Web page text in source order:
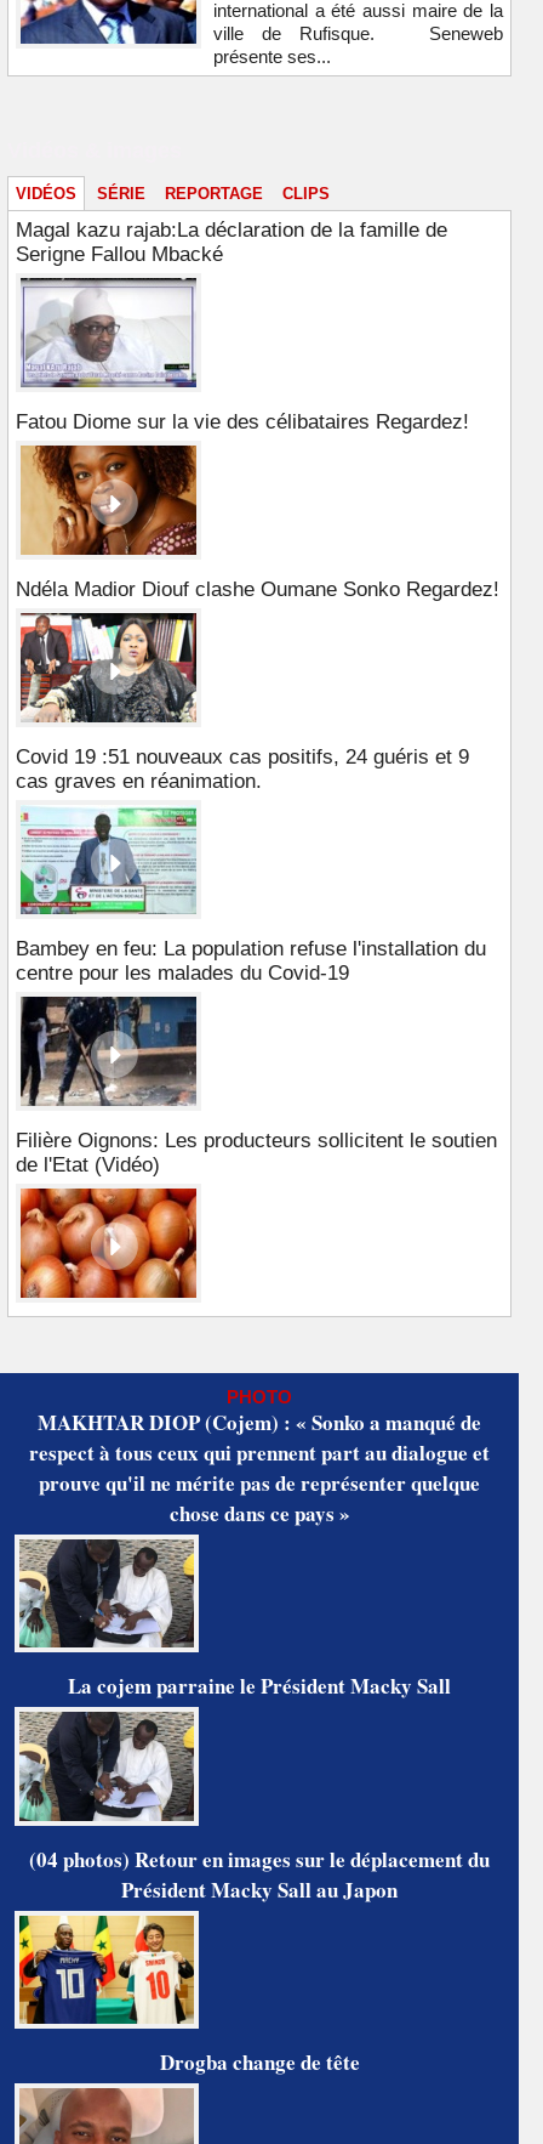
international a été aussi maire de la
ville de Rufisque. Seneweb
présente ses...
VIDÉOS SÉRIE REPORTAGE CLIPS
Magal kazu rajab:La déclaration de la famille de
Serigne Fallou Mbacké
Fatou Diome sur la vie des célibataires Regardez!
Ndéla Madior Diouf clashe Oumane Sonko Regardez!
Covid 19 :51 nouveaux cas positifs, 24 guéris et 9
cas graves en réanimation.
Bambey en feu: La population refuse l'installation du
centre pour les malades du Covid-19
Filière Oignons: Les producteurs sollicitent le soutien
de l'Etat (Vidéo)
PHOTO
MAKHTAR DIOP (Cojem) : « Sonko a manqué de
respect à tous ceux qui prennent part au dialogue et
prouve qu'il ne mérite pas de représenter quelque
chose dans ce pays »
La cojem parraine le Président Macky Sall
(04 photos) Retour en images sur le déplacement du
Président Macky Sall au Japon
Drogba change de tête